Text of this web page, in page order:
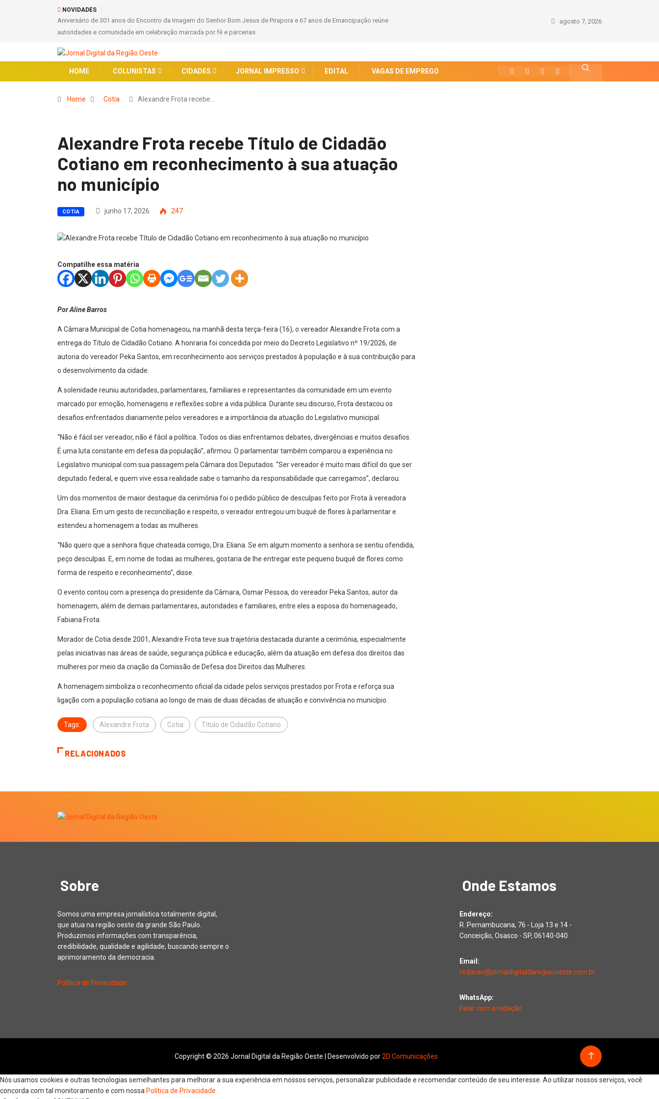
NOVIDADES
Aniversário de 301 anos do Encontro da Imagem do Senhor Bom Jesus de Pirapora e 67 anos de Emancipação reúne
autoridades e comunidade em celebração marcada por fé e parcerias
agosto 7, 2026
HOME COLUNISTAS CIDADES JORNAL IMPRESSO EDITAL VAGAS DE EMPREGO
Home Cotia Alexandre Frota recebe…
Alexandre Frota recebe Título de Cidadão
Cotiano em reconhecimento à sua atuação
no município
COTIA junho 17, 2026 247
Compatilhe essa matéria
Por Aline Barros
A Câmara Municipal de Cotia homenageou, na manhã desta terça-feira (16), o vereador Alexandre Frota com a
entrega do Título de Cidadão Cotiano. A honraria foi concedida por meio do Decreto Legislativo nº 19/2026, de
autoria do vereador Peka Santos, em reconhecimento aos serviços prestados à população e à sua contribuição para
o desenvolvimento da cidade.
A solenidade reuniu autoridades, parlamentares, familiares e representantes da comunidade em um evento
marcado por emoção, homenagens e reflexões sobre a vida pública. Durante seu discurso, Frota destacou os
desafios enfrentados diariamente pelos vereadores e a importância da atuação do Legislativo municipal.
“Não é fácil ser vereador, não é fácil a política. Todos os dias enfrentamos debates, divergências e muitos desafios.
É uma luta constante em defesa da população”, afirmou. O parlamentar também comparou a experiência no
Legislativo municipal com sua passagem pela Câmara dos Deputados. “Ser vereador é muito mais difícil do que ser
deputado federal, e quem vive essa realidade sabe o tamanho da responsabilidade que carregamos”, declarou.
Um dos momentos de maior destaque da cerimônia foi o pedido público de desculpas feito por Frota à vereadora
Dra. Eliana. Em um gesto de reconciliação e respeito, o vereador entregou um buquê de flores à parlamentar e
estendeu a homenagem a todas as mulheres.
“Não quero que a senhora fique chateada comigo, Dra. Eliana. Se em algum momento a senhora se sentiu ofendida,
peço desculpas. E, em nome de todas as mulheres, gostaria de lhe entregar este pequeno buquê de flores como
forma de respeito e reconhecimento”, disse.
O evento contou com a presença do presidente da Câmara, Osmar Pessoa, do vereador Peka Santos, autor da
homenagem, além de demais parlamentares, autoridades e familiares, entre eles a esposa do homenageado,
Fabiana Frota.
Morador de Cotia desde 2001, Alexandre Frota teve sua trajetória destacada durante a cerimônia, especialmente
pelas iniciativas nas áreas de saúde, segurança pública e educação, além da atuação em defesa dos direitos das
mulheres por meio da criação da Comissão de Defesa dos Direitos das Mulheres.
A homenagem simboliza o reconhecimento oficial da cidade pelos serviços prestados por Frota e reforça sua
ligação com a população cotiana ao longo de mais de duas décadas de atuação e convivência no município.
Tags: Alexandre Frota Cotia Título de Cidadão Cotiano
RELACIONADOS
Sobre
Somos uma empresa jornalística totalmente digital,
que atua na região oeste da grande São Paulo.
Produzimos informações com transparência,
credibilidade, qualidade e agilidade, buscando sempre o
aprimoramento da democracia.
Política de Privacidade
Onde Estamos
Endereço:
R. Pernambucana, 76 - Loja 13 e 14 -
Conceição, Osasco - SP, 06140-040
Email:
redacao@jornaldigitaldaregiaooeste.com.br
WhatsApp:
Falar com a redação
Copyright © 2026 Jornal Digital da Região Oeste | Desenvolvido por2D Comunicações
Nós usamos cookies e outras tecnologias semelhantes para melhorar a sua experiência em nossos serviços, personalizar publicidade e recomendar conteúdo de seu interesse. Ao utilizar nossos serviços, você
concorda com tal monitoramento e com nossa Política de Privacidade